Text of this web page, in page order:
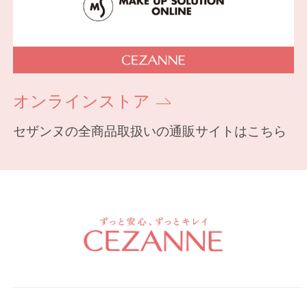
オンラインストア
セザンヌの全商品取扱いの通販サイトはこちら